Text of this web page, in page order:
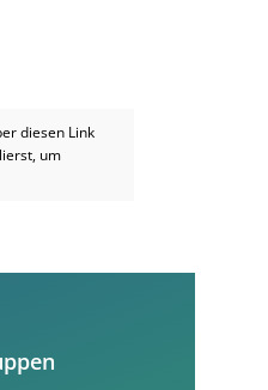
diesen Link
um